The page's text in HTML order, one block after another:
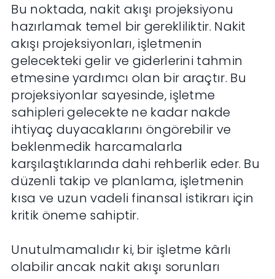
Bu noktada, nakit akışı projeksiyonu
hazırlamak temel bir gerekliliktir. Nakit
akışı projeksiyonları, işletmenin
gelecekteki gelir ve giderlerini tahmin
etmesine yardımcı olan bir araçtır. Bu
projeksiyonlar sayesinde, işletme
sahipleri gelecekte ne kadar nakde
ihtiyaç duyacaklarını öngörebilir ve
beklenmedik harcamalarla
karşılaştıklarında dahi rehberlik eder. Bu
düzenli takip ve planlama, işletmenin
kısa ve uzun vadeli finansal istikrarı için
kritik öneme sahiptir.
Unutulmamalıdır ki, bir işletme kârlı
olabilir ancak nakit akışı sorunları